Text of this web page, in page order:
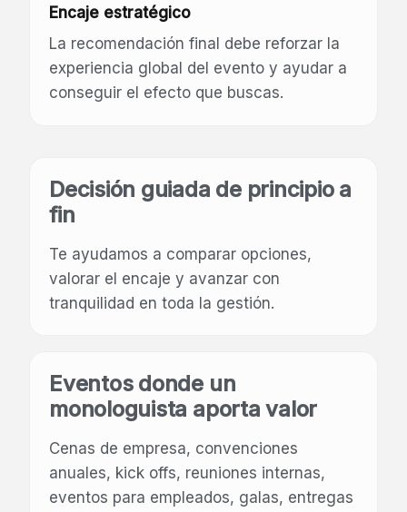
Encaje estratégico
La recomendación final debe reforzar la
experiencia global del evento y ayudar a
conseguir el efecto que buscas.
Decisión guiada de principio a
fin
Te ayudamos a comparar opciones,
valorar el encaje y avanzar con
tranquilidad en toda la gestión.
Eventos donde un
monologuista aporta valor
Cenas de empresa, convenciones
anuales, kick offs, reuniones internas,
eventos para empleados, galas, entregas